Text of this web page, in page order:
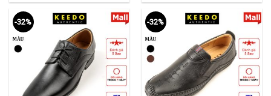
-32% -32%